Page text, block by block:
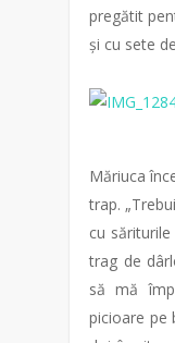
pregătit
și cu sete
Măriuca
trap.
cu
trag de
să mă
picioare pe